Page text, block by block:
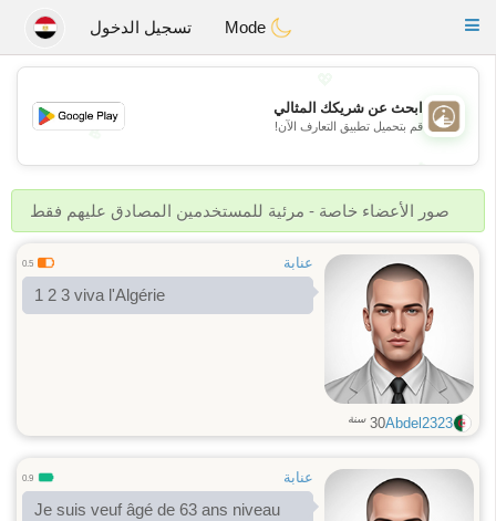
Bahebik
Toggle
تسجيل الدخول
💖
💕
💕
ابحث عن شريكك المثالي
قم بتحميل تطبيق التعارف الآن!
صور الأعضاء خاصة - مرئية للمستخدمين المصادق عليهم فقط
عنابة 0.5
1 2 3 viva l'Algérie
Abdel2323
30 سنة
عنابة 0.9
Je suis veuf âgé de 63 ans niveau